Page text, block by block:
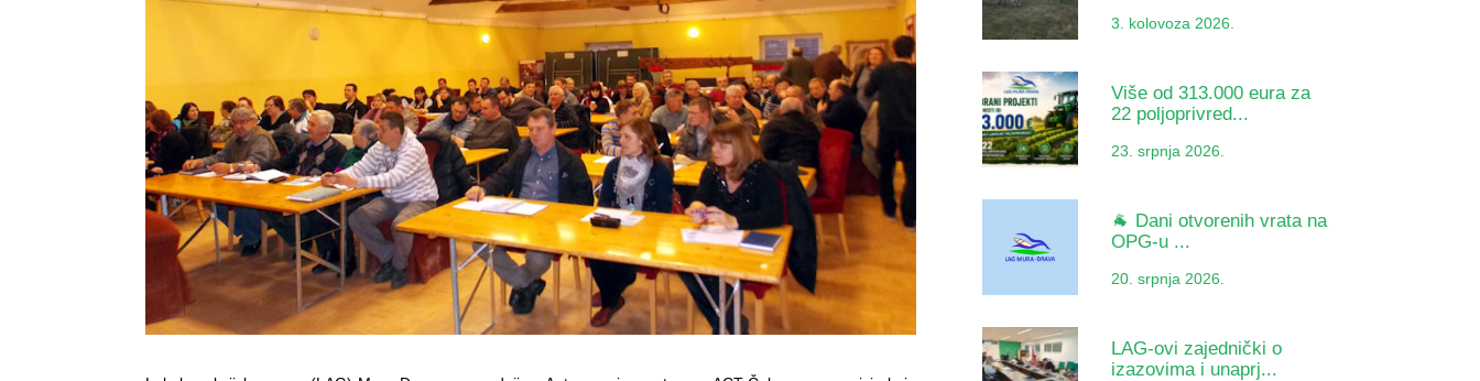
3. kolovoza 2026.
Više od 313.000 eura za
22 poljoprivred...
23. srpnja 2026.
🐐 Dani otvorenih vrata na
OPG-u ...
20. srpnja 2026.
LAG-ovi zajednički o
izazovima i unaprj...